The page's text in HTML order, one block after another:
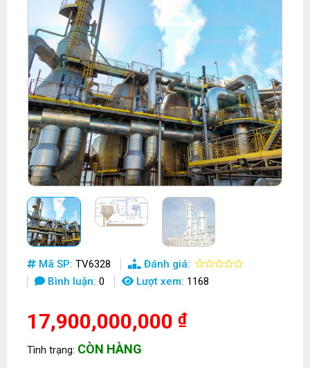
Mã SP:TV6328
Đánh giá:
Bình luận:0 Lượt xem: 1168
17,900,000,000₫
Tình trạng: CÒN HÀNG